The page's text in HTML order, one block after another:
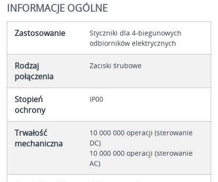
INFORMACJE OGÓLNE
Zastosowanie
Styczniki dla 4-biegunowych
odbiorników elektrycznych
Rodzaj
połączenia
Zaciski śrubowe
Stopień
ochrony
IP00
Trwałość
mechaniczna
10 000 000 operacji (sterowanie
DC)
10 000 000 operacji (sterowanie
AC)